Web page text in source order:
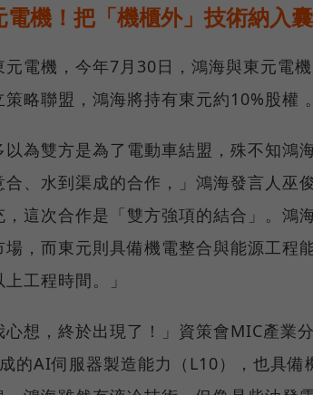
機！把「機櫃外」技術納入
電機，今年7月30日，鴻海與東元電機
略聯盟，鴻海將持有東元約10%股權 。
為雙方是為了電動車結盟，殊不知鴻
、水到渠成的合作，」鴻海發言人巫
這次合作是「雙方強項的結合」。鴻
，而東元則具備機電整合與能源工程
工程時間。」
心想，終於出現了！」資策會MIC產業
的AI伺服器製造能力（L10），也具備